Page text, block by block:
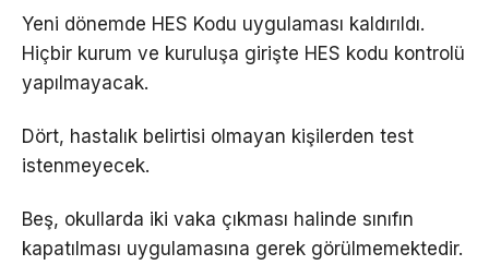
Yeni dönemde HES Kodu uygulaması kaldırıldı.
Hiçbir kurum ve kuruluşa girişte HES kodu kontrolü
yapılmayacak.
Dört, hastalık belirtisi olmayan kişilerden test
istenmeyecek.
Beş, okullarda iki vaka çıkması halinde sınıfın
kapatılması uygulamasına gerek görülmemektedir.